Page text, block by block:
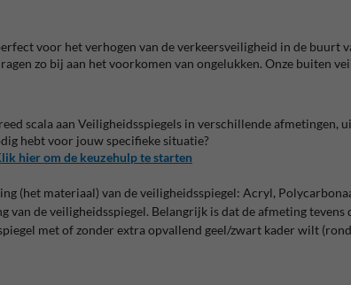
voor het verhogen van de verkeersveiligheid in de
zo bij aan het voorkomen van ongelukken. Onze buiten
scala aan Veiligheidsspiegels in verschillende
hebt voor jouw specifieke situatie?
hier om de keuzehulp te starten
(het materiaal) van de veiligheidsspiegel: Acryl,
van de veiligheidsspiegel. Belangrijk is dat de afmeting
met of zonder extra opvallend geel/zwart kader wilt